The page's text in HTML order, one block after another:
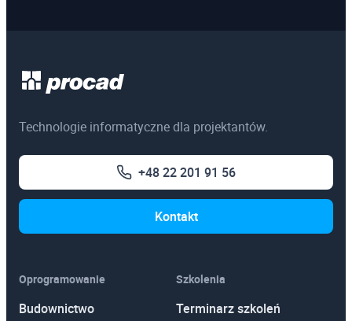
Technologie informatyczne dla projektantów.
+48 22 201 91 56
Kontakt
Oprogramowanie
Budownictwo
Szkolenia
Terminarz szkoleń